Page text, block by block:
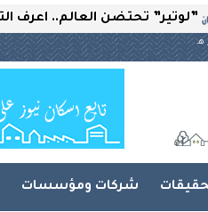
العالم.. اعرف التفاصيل
هـ
شركات ومؤسسات